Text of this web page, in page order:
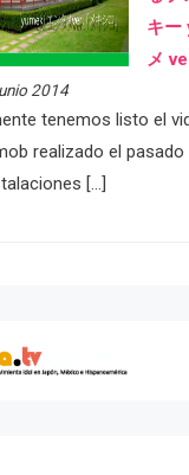
キー
メ
2014
tenemos listo el
realizado el pasado
[…]